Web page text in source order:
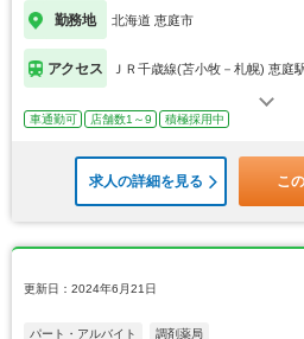
勤務地 北海道 恵庭市
アクセス ＪＲ千歳線(苫小牧－札幌) 恵庭
車通勤可 店舗数1～9 積極採用中
求人の詳細を見る こ
更新日：2024年6月21日
パート・アルバイト 調剤薬局